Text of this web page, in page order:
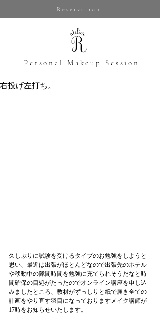
Reservation
​Personal Makeup Session
右投げ左打ち。
久しぶりに試験を受けるタイプのお勉強をしようと
思い、最近は出張がほとんどなので出張先のホテル
や移動中の隙間時間を勉強に充てられそうだなと時
間確保の目処がたったのでオンライン講座を申し込
みましたところ、教材がずっしりと紙で届き全ての
計画をやり直す羽目になっておりますメイク講師が
17時をお知らせいたします。